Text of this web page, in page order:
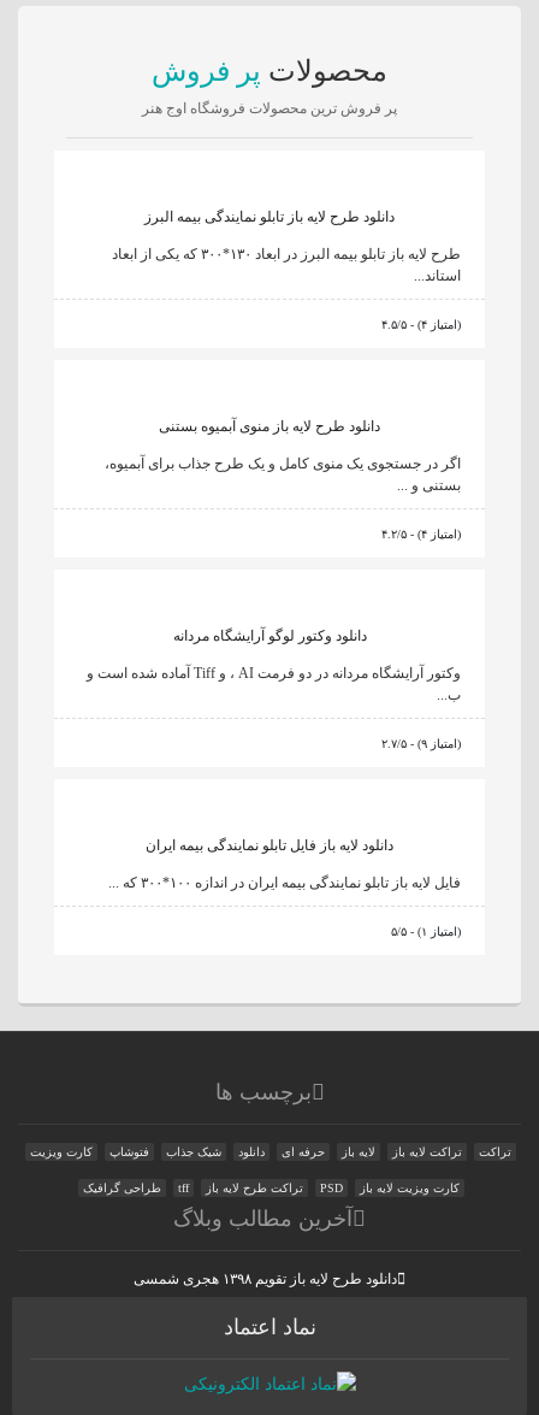
محصولات پر فروش
پر فروش ترین محصولات فروشگاه اوج هنر
دانلود طرح لایه باز تابلو نمایندگی بیمه البرز
طرح لایه باز تابلو بیمه البرز در ابعاد ۱۳۰*۳۰۰ که یکی از ابعاد
استاند...
۴.۵/۵ - (۴ امتیاز)
دانلود طرح لایه باز منوی آبمیوه بستنی
اگر در جستجوی یک منوی کامل و یک طرح جذاب برای آبمیوه،
بستنی و ...
۴.۲/۵ - (۴ امتیاز)
دانلود وکتور لوگو آرایشگاه مردانه
وکتور آرایشگاه مردانه در دو فرمت AI ، و Tiff آماده شده است و
ب...
۲.۷/۵ - (۹ امتیاز)
دانلود لایه باز فایل تابلو نمایندگی بیمه ایران
فایل لایه باز تابلو نمایندگی بیمه ایران در اندازه ۱۰۰*۳۰۰ که ...
۵/۵ - (۱ امتیاز)
برچسب ها
تراکت تراکت لایه باز لایه باز حرفه ای دانلود شیک جذاب فتوشاپ کارت ویزیت
کارت ویزیت لایه باز PSD تراکت طرح لایه باز tff طراحی گرافیک
آخرین مطالب وبلاگ
دانلود طرح لایه باز تقویم ۱۳۹۸ هجری شمسی
نماد اعتماد